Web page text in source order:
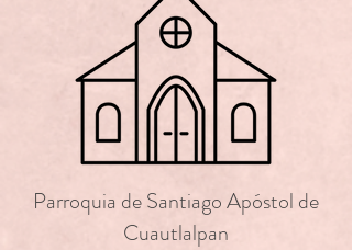
Parroquia de Santiago Apóstol de
Cuautlalpan